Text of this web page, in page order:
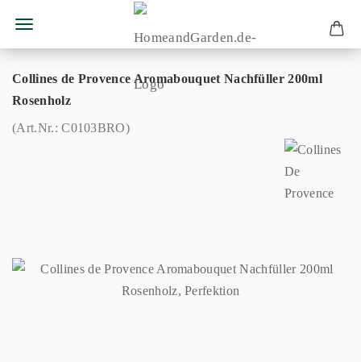
Collines de Provence Aromabouquet Nachfüller 200ml
Rosenholz
(Art.Nr.:C0103BRO)